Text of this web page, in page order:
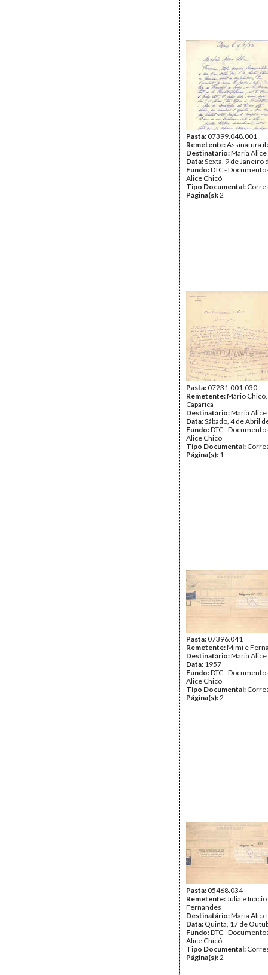
Pasta:07399.048.001
Remetente:Assinatura
Destinatário:Maria Alice
Data:Sexta, 9 de Janeiro
Fundo:DTC -
Alice Chicó
Tipo Documental:
Página(s):2
Pasta:07231.001.030
Remetente:Mário
Caparica
Destinatário:Maria Alice
Data:Sábado, 4 de Abril
Fundo:DTC -
Alice Chicó
Tipo Documental:
Página(s): 1
Pasta:07396.041
Remetente:Mimi e
Destinatário:Maria Alice
Data: 1957
Fundo:DTC -
Alice Chicó
Tipo Documental:
Página(s):2
Pasta:05468.034
Remetente:Júlia e
Fernandes
Destinatário:Maria Alice
Data: Quinta, 17 de
Fundo:DTC -
Alice Chicó
Tipo Documental:
Página(s):2